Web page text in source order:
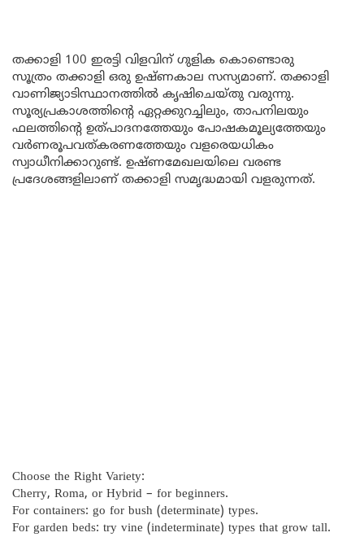
തക്കാളി 100 ഇരട്ടി വിളവിന് ഗുളിക കൊണ്ടൊരു
സൂത്രം തക്കാളി ഒരു ഉഷ്ണകാല സസ്യമാണ്. തക്കാളി
വാണിജ്യാടിസ്ഥാനത്തിൽ കൃഷിചെയ്തു വരുന്നു.
സൂര്യപ്രകാശത്തിന്റെ ഏറ്റക്കുറച്ചിലും, താപനിലയും
ഫലത്തിന്റെ ഉത്പാദനത്തേയും പോഷകമൂല്യത്തേയും
വർണരൂപവത്കരണത്തേയും വളരെയധികം
സ്വാധീനിക്കാറുണ്ട്. ഉഷ്ണമേഖലയിലെ വരണ്ട
പ്രദേശങ്ങളിലാണ് തക്കാളി സമൃദ്ധമായി വളരുന്നത്.
Choose the Right Variety:
Cherry, Roma, or Hybrid – for beginners.
For containers: go for bush (determinate) types.
For garden beds: try vine (indeterminate) types that grow tall.